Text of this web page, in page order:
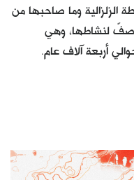
الزلزالية وما صاحبها من
وصفٌ لنشاطها، وهي
أربعة آلاف عام.